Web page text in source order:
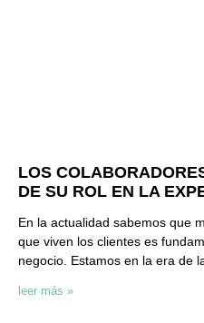
LOS
DE SU ROL EN LA
En la actualidad sabemos que
que viven los clientes es
negocio. Estamos en la era de
leer más »